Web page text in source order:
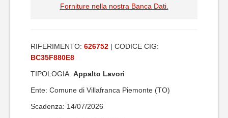
Forniture nella nostra Banca Dati.
RIFERIMENTO: 626752 | CODICE CIG:
BC35F880E8
TIPOLOGIA: Appalto Lavori
Ente: Comune di Villafranca Piemonte (TO)
Scadenza: 14/07/2026